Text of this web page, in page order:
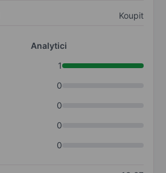
Koupit
Analytici
1
0
0
0
0